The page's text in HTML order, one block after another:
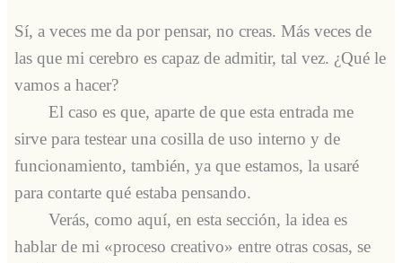
Sí, a veces me da por pensar, no creas. Más veces de
las que mi cerebro es capaz de admitir, tal vez. ¿Qué le
vamos a hacer?
El caso es que, aparte de que esta entrada me
sirve para testear una cosilla de uso interno y de
funcionamiento, también, ya que estamos, la usaré
para contarte qué estaba pensando.
Verás, como aquí, en esta sección, la idea es
hablar de mi «proceso creativo» entre otras cosas, se